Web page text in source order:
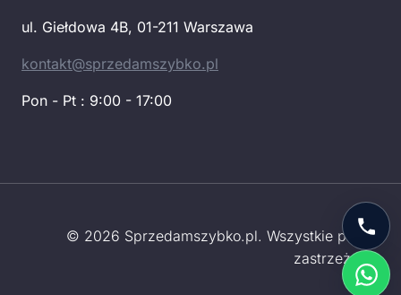
ul. Giełdowa 4B, 01-211 Warszawa
kontakt@sprzedamszybko.pl
Pon - Pt : 9:00 - 17:00
© 2026 Sprzedamszybko.pl. Wszystkie prawa
zastrzeżone.